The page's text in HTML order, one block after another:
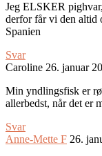
Jeg ELSKER
derfor får vi den altid
Spanien
Svar
Caroline 26. januar
Min yndlingsfisk er
allerbedst, når det er
Svar
Anne-Mette F 26.